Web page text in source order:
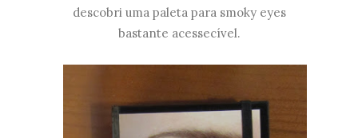
descobri uma paleta para smoky eyes
bastante acessecível.